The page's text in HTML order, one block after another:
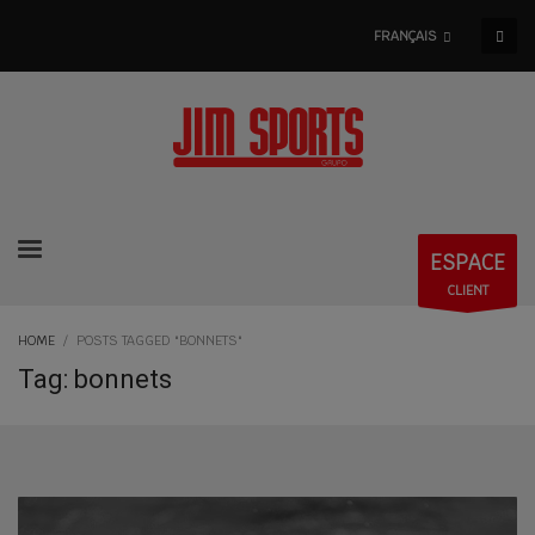
FRANÇAIS
ESPACE
CLIENT
HOME POSTS TAGGED "BONNETS"
Tag: bonnets